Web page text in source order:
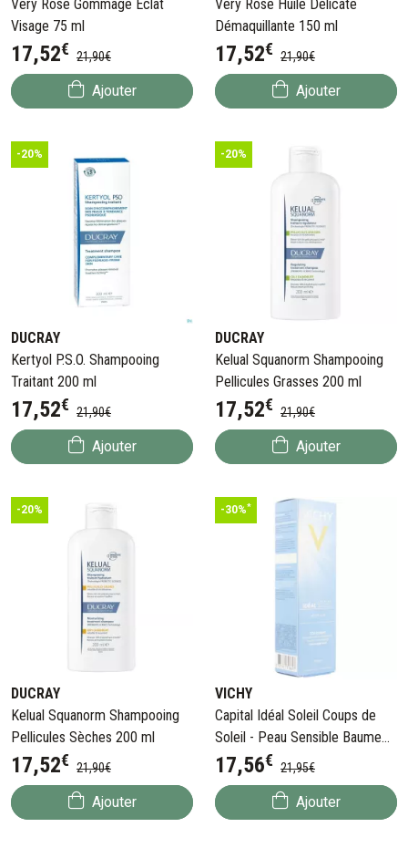
Very Rose Gommage Éclat
Visage 75 ml
17,52€ 21,90€
Ajouter
Very Rose Huile Délicate
Démaquillante 150 ml
17,52€ 21,90€
Ajouter
-20%
DUCRAY
Kertyol P.S.O. Shampooing
Traitant 200 ml
17,52€ 21,90€
Ajouter
-20%
DUCRAY
Kelual Squanorm Shampooing
Pellicules Grasses 200 ml
17,52€ 21,90€
Ajouter
-20%
DUCRAY
Kelual Squanorm Shampooing
Pellicules Sèches 200 ml
17,52€ 21,90€
Ajouter
-30%*
VICHY
Capital Idéal Soleil Coups de
Soleil - Peau Sensible Baume
100 ml
17,56€ 21,95€
Ajouter